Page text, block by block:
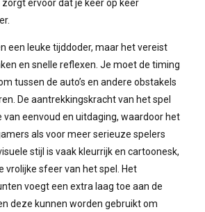
ervoor dat je keer op keer
een leuke tijddoder, maar het vereist
en snelle reflexen. Je moet de timing
tussen de auto’s en andere obstakels
De aantrekkingskracht van het spel
van eenvoud en uitdaging, waardoor het
als voor meer serieuze spelers
stijl is vaak kleurrijk en cartoonesk,
vrolijke sfeer van het spel. Het
voegt een extra laag toe aan de
deze kunnen worden gebruikt om